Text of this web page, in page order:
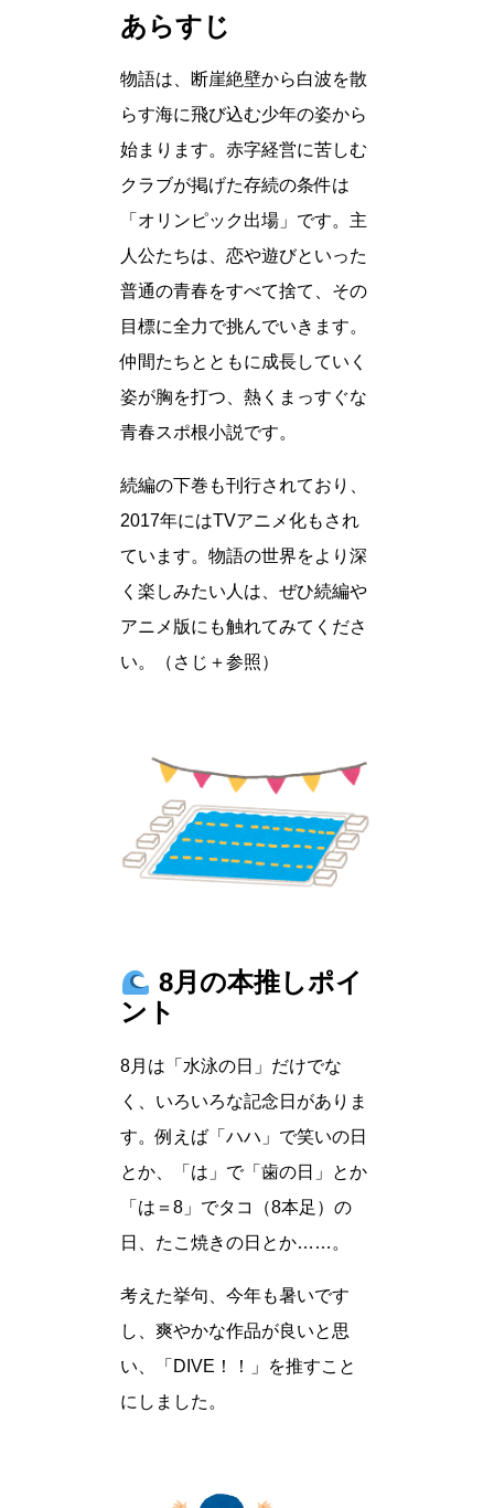
あらすじ
物語は、断崖絶壁から白波を散
らす海に飛び込む少年の姿から
始まります。赤字経営に苦しむ
クラブが掲げた存続の条件は
「オリンピック出場」です。主
人公たちは、恋や遊びといった
普通の青春をすべて捨て、その
目標に全力で挑んでいきます。
仲間たちとともに成長していく
姿が胸を打つ、熱くまっすぐな
青春スポ根小説です。
続編の下巻も刊行されており、
2017年にはTVアニメ化もされ
ています。物語の世界をより深
く楽しみたい人は、ぜひ続編や
アニメ版にも触れてみてくださ
い。（さじ＋参照）
8月の本推しポイ
ント
8月は「水泳の日」だけでな
く、いろいろな記念日がありま
す。例えば「ハハ」で笑いの日
とか、「は」で「歯の日」とか
「は＝8」でタコ（8本足）の
日、たこ焼きの日とか……。
考えた挙句、今年も暑いです
し、爽やかな作品が良いと思
い、「DIVE！！」を推すこと
にしました。